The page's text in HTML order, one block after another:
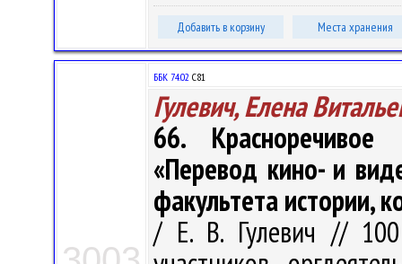
Добавить в корзину Места хранения
ББК 74.02 С81
Гулевич, Елена
66.
«Перевод кино- и
факультета истории,
/ Е. В. Гулевич // 100